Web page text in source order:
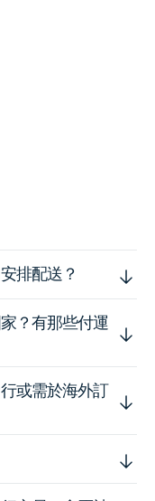
排配送？
？有那些付運
或需於海外訂